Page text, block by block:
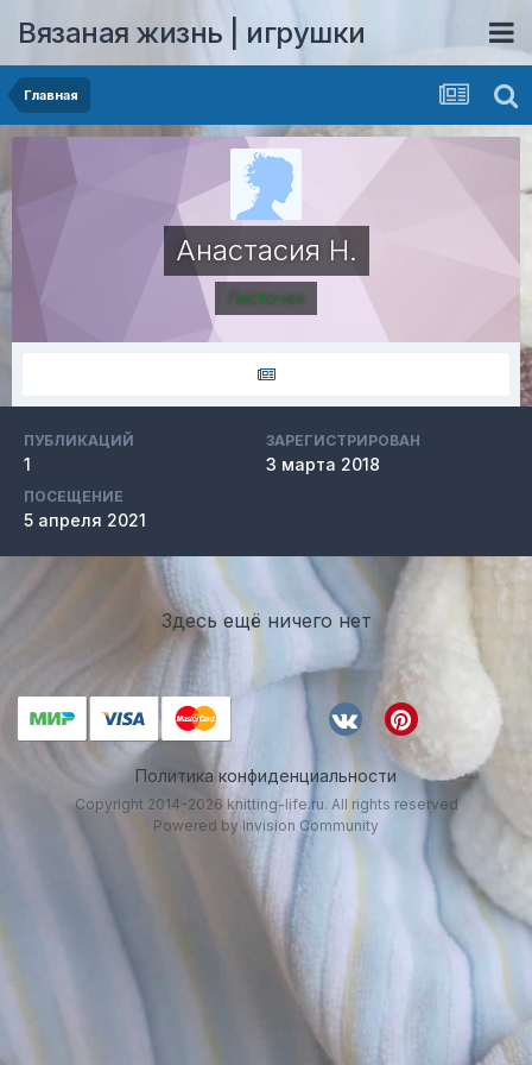
Вязаная жизнь | игрушки
Главная
Анастасия Н.
Листочек
ПУБЛИКАЦИЙ
1
ЗАРЕГИСТРИРОВАН
3 марта 2018
ПОСЕЩЕНИЕ
5 апреля 2021
Здесь ещё ничего нет
Политика конфиденциальности
Copyright 2014-2026 knitting-life.ru. All rights reserved
Powered by Invision Community